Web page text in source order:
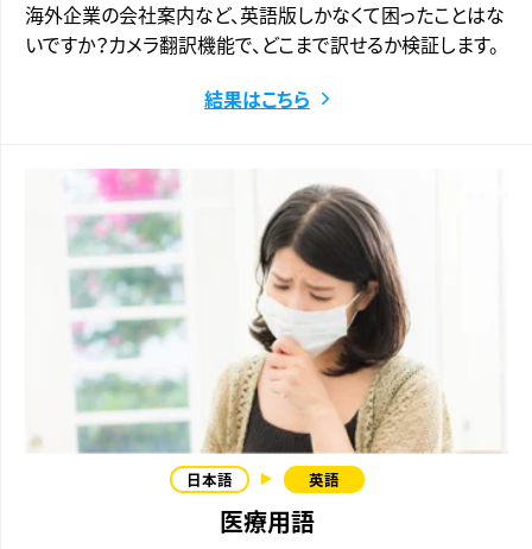
海外企業の会社案内など、英語版しかなくて困ったことはな
いですか？カメラ翻訳機能で、どこまで訳せるか検証します。
結果はこちら
医療用語